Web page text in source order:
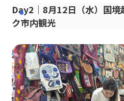
Day2｜8月12日（水）国境
ク市内観光